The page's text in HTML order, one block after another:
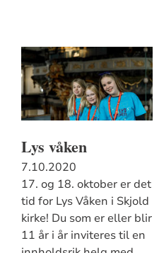
Lys våken
7.10.2020
17. og 18. oktober er det
tid for Lys Våken i Skjold
kirke! Du som er eller blir
11 år i år inviteres til en